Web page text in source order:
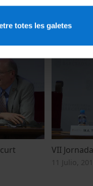
totes les galetes
25 Junio,
VII
11 Julio,